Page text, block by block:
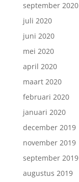
september 2020
juli 2020
juni 2020
mei 2020
april 2020
maart 2020
februari 2020
januari 2020
december 2019
november 2019
september 2019
augustus 2019